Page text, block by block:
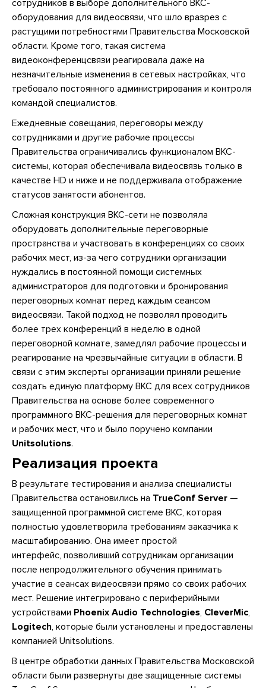
сотрудников в выборе дополнительного ВКС-
оборудования для видеосвязи, что шло вразрез с
растущими потребностями Правительства Московской
области. Кроме того, такая система
видеоконференцсвязи реагировала даже на
незначительные изменения в сетевых настройках, что
требовало постоянного администрирования и контроля
командой специалистов.
Ежедневные совещания, переговоры между
сотрудниками и другие рабочие процессы
Правительства ограничивались функционалом ВКС-
системы, которая обеспечивала видеосвязь только в
качестве HD и ниже и не поддерживала отображение
статусов занятости абонентов.
Сложная конструкция ВКС-сети не позволяла
оборудовать дополнительные переговорные
пространства и участвовать в конференциях со своих
рабочих мест, из-за чего сотрудники организации
нуждались в постоянной помощи системных
администраторов для подготовки и бронирования
переговорных комнат перед каждым сеансом
видеосвязи. Такой подход не позволял проводить
более трех конференций в неделю в одной
переговорной комнате, замедлял рабочие процессы и
реагирование на чрезвычайные ситуации в области. В
связи с этим эксперты организации приняли решение
создать единую платформу ВКС для всех сотрудников
Правительства на основе более современного
программного ВКС-решения для переговорных комнат
и рабочих мест, что и было поручено компании
Unitsolutions.
Реализация проекта
В результате тестирования и анализа специалисты
Правительства остановились на TrueConf Server —
защищенной программной системе ВКС, которая
полностью удовлетворила требованиям заказчика к
масштабированию. Она имеет простой
интерфейс, позволивший сотрудникам организации
после непродолжительного обучения принимать
участие в сеансах видеосвязи прямо со своих рабочих
мест. Решение интегрировано с периферийными
устройствами Phoenix Audio Technologies, CleverMic,
Logitech, которые были установлены и предоставлены
компанией Unitsolutions.
В центре обработки данных Правительства Московской
области были развернуты две защищенные системы